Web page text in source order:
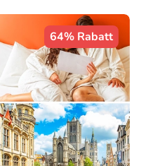
64% Rabatt